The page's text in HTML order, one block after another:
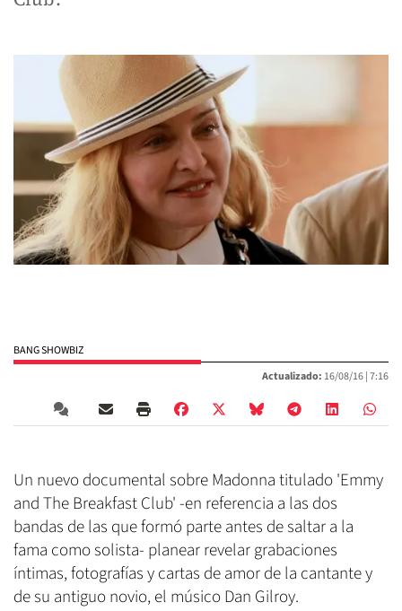
BANG SHOWBIZ
Actualizado: 16/08/16 |7:16
Un nuevo documental sobre Madonna titulado 'Emmy
and The Breakfast Club' -en referencia a las dos
bandas de las que formó parte antes de saltar a la
fama como solista- planear revelar grabaciones
íntimas, fotografías y cartas de amor de la cantante y
de su antiguo novio, el músico Dan Gilroy.